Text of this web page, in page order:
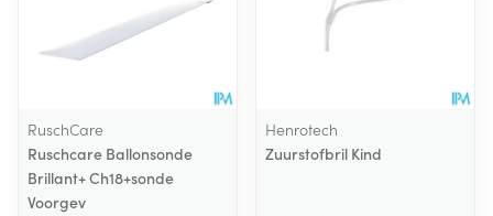
RuschCare
Ruschcare Ballonsonde
Brillant+ Ch18+sonde
Voorgev
Henrotech
Zuurstofbril Kind